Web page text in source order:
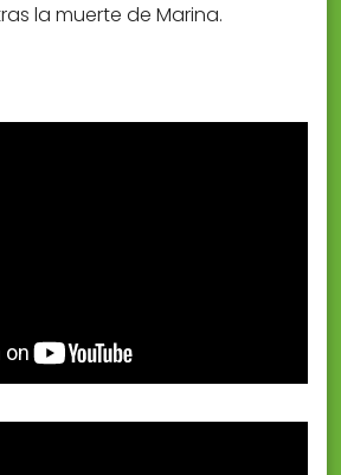
la muerte de Marina.